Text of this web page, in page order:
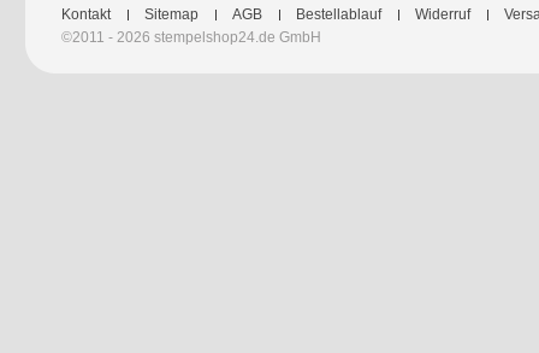
Kontakt Sitemap AGB Bestellablauf Widerruf
©2011 - 2026 stempelshop24.de GmbH